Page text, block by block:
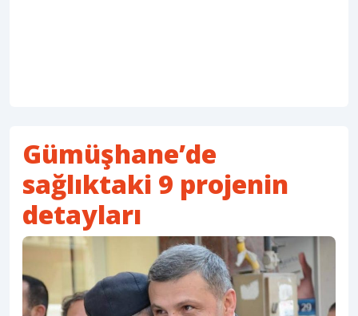
Gümüşhane’de
sağlıktaki 9 projenin
detayları